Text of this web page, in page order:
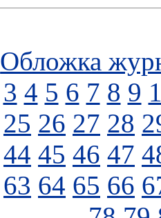
Обложка
3 4 5 6 7 8 9
25 26 27 28
44 45 46 47
63 64 65 66